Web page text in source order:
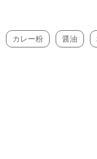
カレー粉 醤油